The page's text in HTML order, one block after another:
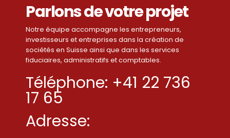
Parlons de votre projet
Notre équipe accompagne les entrepreneurs,
investisseurs et entreprises dans la création de
sociétés en Suisse ainsi que dans les services
fiduciaires, administratifs et comptables.
Téléphone: +41 22 736
17 65
Adresse: